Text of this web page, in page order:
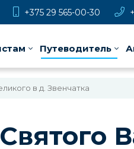
+375 29 565-00-30
Путеводитель
в д. Звенчатка